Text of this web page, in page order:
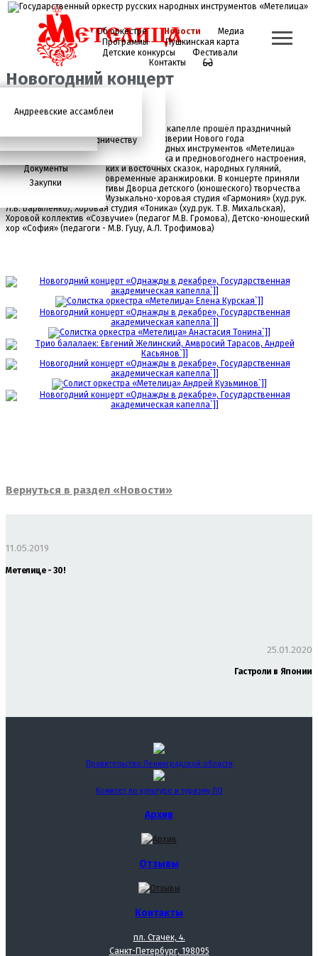
Об оркестре
История
Документы
Закупки
Новости
Анонсы
Медиа
Фото
Программы
Школьный абонемент
Приглашаем к сотрудничеству
Пушкинская карта
Детские конкурсы
2026 год
Фестивали
Андреевские ассамблеи
Контакты
Новогодний концерт
В Санкт-Петербургской академической капелле прошёл праздничный
концерт «Однажды в декабре». В преддверии Нового года
Государственный оркестр русских народных инструментов «Метелица»
подарил зрителям атмосферу праздника и предновогоднего настроения,
прозвучали мотивы русских и восточных сказок, народных гуляний,
хоровые песнопения и современные аранжировки. В концерте приняли
участие хоровые коллективы Дворца детского (юношеского) творчества
Всеволожского района: Музыкально-хоровая студия «Гармония» (худ.рук.
Л.В. Барыленко), Хоровая студия «Тоника» (худ.рук. Т.В. Михальская),
Хоровой коллектив «Созвучие» (педагог М.В. Громова), Детско-юношеский
хор «София» (педагоги - М.В. Гуцу, А.Л. Трофимова)
Вернуться в раздел «Новости»
11.05.2019
Метелице - 30!
25.01.2020
Гастроли в Японии
Правительство Ленинградской области
Комитет по культуре и туризму ЛО
Архив
Отзывы
Контакты
пл. Стачек, 4.
Санкт-Петербург, 198095